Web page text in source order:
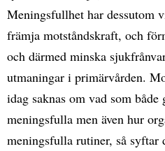
Meningsfullhet har dessutom
främja motståndskraft, och
och därmed minska
utmaningar i primärvården.
idag saknas om vad som
meningsfulla men även hur
meningsfulla rutiner, så